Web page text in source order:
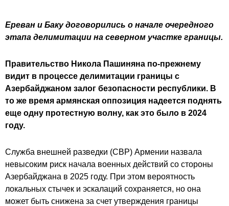
Ереван и Баку договорились о начале очередного
этапа делимитации на северном участке границы.
Правительство Никола Пашиняна по-прежнему
видит в процессе делимитации границы с
Азербайджаном залог безопасности республики. В
то же время армянская оппозиция надеется поднять
еще одну протестную волну, как это было в 2024
году.
Служба внешней разведки (СВР) Армении назвала
невысоким риск начала военных действий со стороны
Азербайджана в 2025 году. При этом вероятность
локальных стычек и эскалаций сохраняется, но она
может быть снижена за счет утверждения границы